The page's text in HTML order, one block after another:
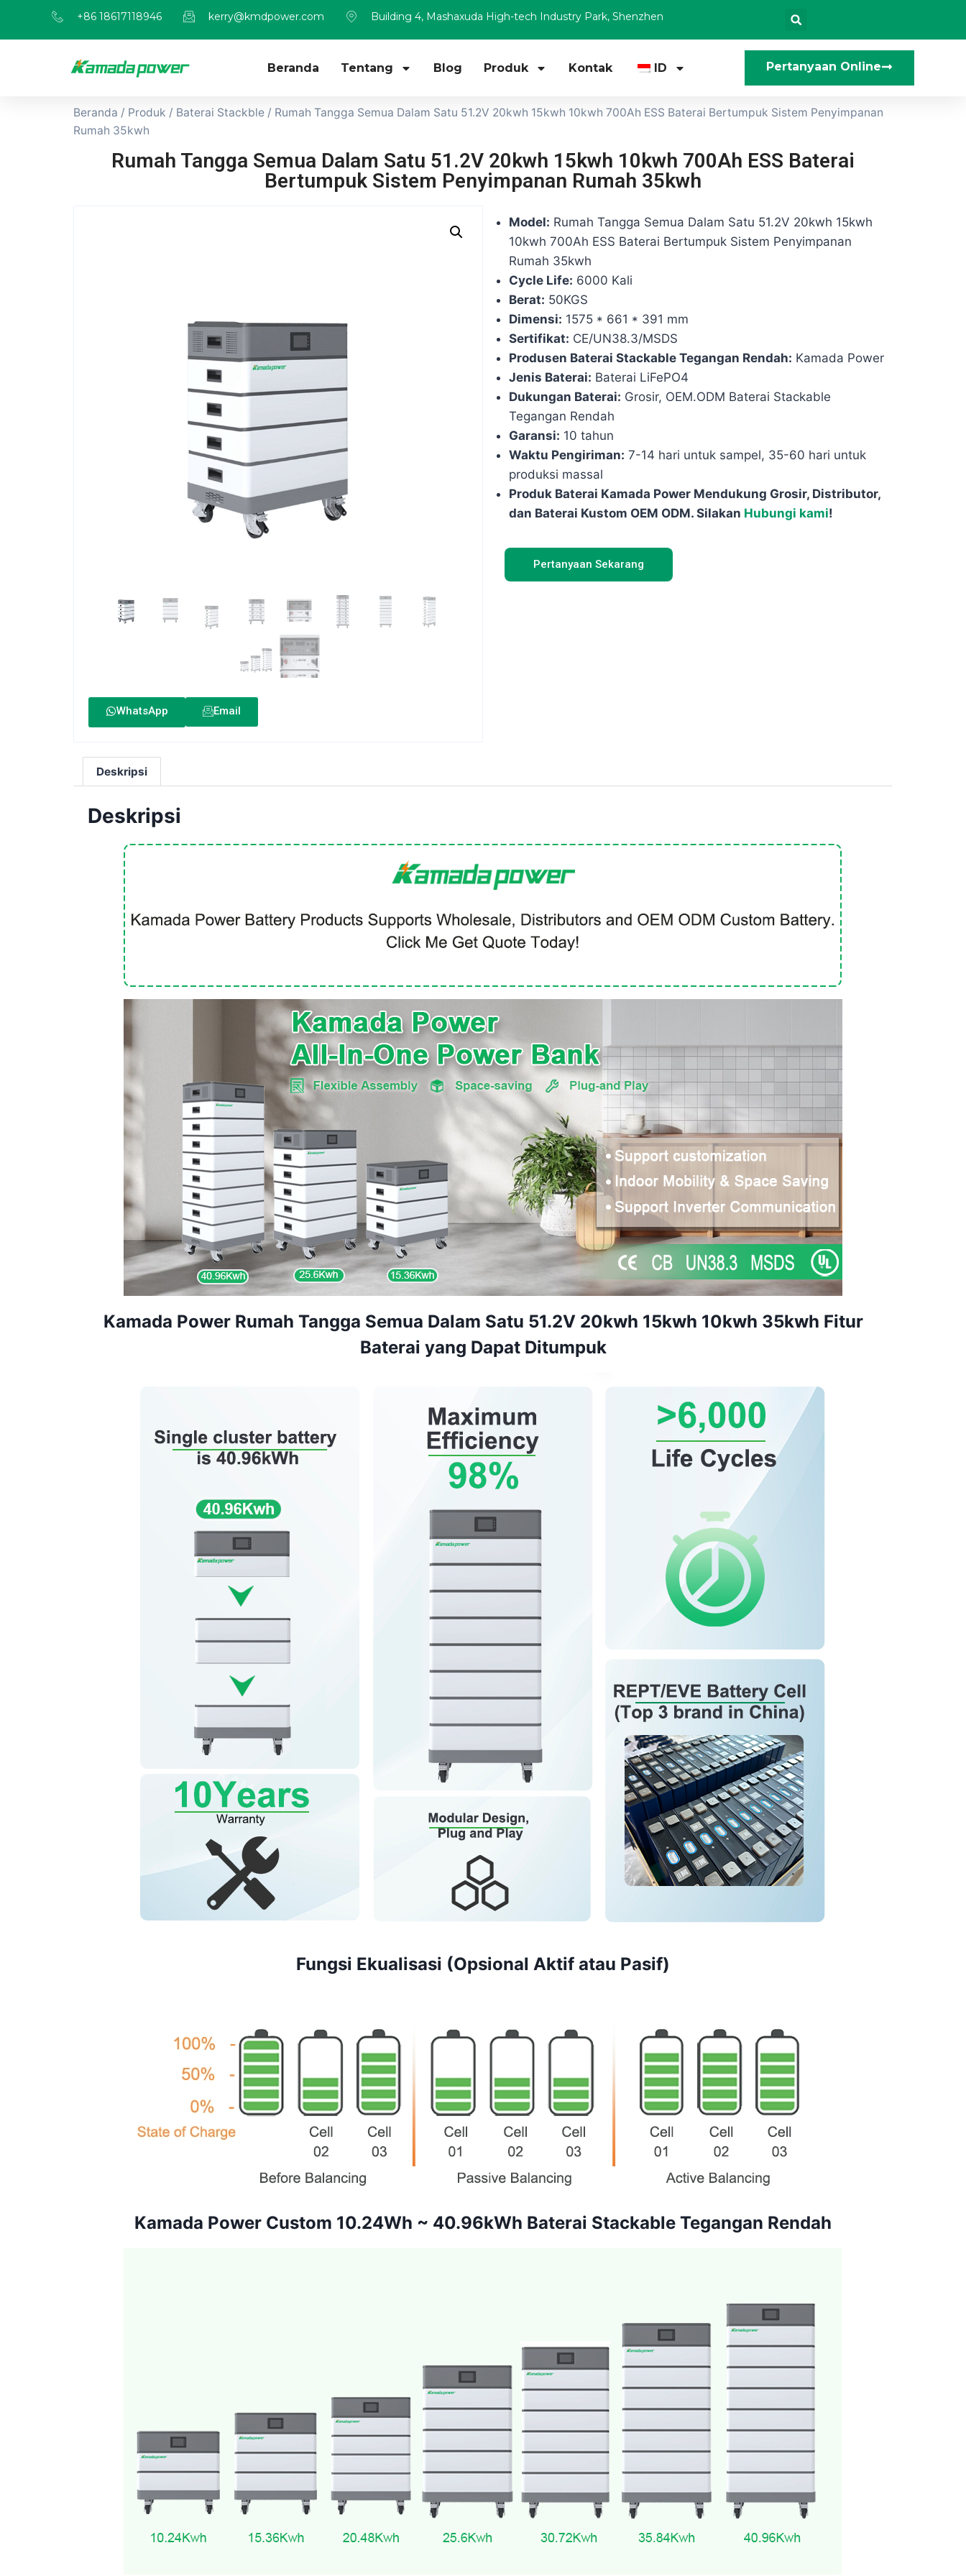
+86 18617118946 kerry@kmdpower.com Building 4, Mashaxuda High-tech Industry Park, Shenzhen
Beranda Tentang Blog Produk Kontak ID Pertanyaan Online
Beranda / Produk / Baterai Stackble / Rumah Tangga Semua Dalam Satu 51.2V 20kwh 15kwh 10kwh 700Ah ESS Baterai Bertumpuk Sistem Penyimpanan
Rumah 35kwh
Rumah Tangga Semua Dalam Satu 51.2V 20kwh 15kwh 10kwh 700Ah ESS Baterai
Bertumpuk Sistem Penyimpanan Rumah 35kwh
WhatsApp Email
Model: Rumah Tangga Semua Dalam Satu 51.2V 20kwh 15kwh
10kwh 700Ah ESS Baterai Bertumpuk Sistem Penyimpanan
Rumah 35kwh
Cycle Life: 6000 Kali
Berat: 50KGS
Dimensi: 1575 * 661 * 391 mm
Sertifikat: CE/UN38.3/MSDS
Produsen Baterai Stackable Tegangan Rendah: Kamada Power
Jenis Baterai: Baterai LiFePO4
Dukungan Baterai: Grosir, OEM.ODM Baterai Stackable
Tegangan Rendah
Garansi: 10 tahun
Waktu Pengiriman: 7-14 hari untuk sampel, 35-60 hari untuk
produksi massal
Produk Baterai Kamada Power Mendukung Grosir, Distributor,
dan Baterai Kustom OEM ODM. Silakan Hubungi kami!
Pertanyaan Sekarang
Deskripsi
Deskripsi
Kamada Power Rumah Tangga Semua Dalam Satu 51.2V 20kwh 15kwh 10kwh 35kwh Fitur
Baterai yang Dapat Ditumpuk
Fungsi Ekualisasi (Opsional Aktif atau Pasif)
Kamada Power Custom 10.24Wh ~ 40.96kWh Baterai Stackable Tegangan Rendah